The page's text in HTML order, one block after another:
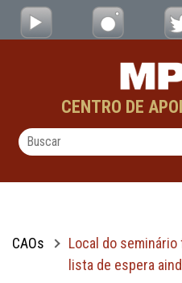
Pular para o Conteúdo principal
Local do seminário
CENTRO DE
CAOs
Local do
lista de espera